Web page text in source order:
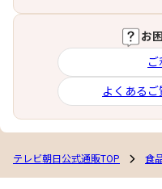
お
よくある
テレビ朝日公式通販TOP 食